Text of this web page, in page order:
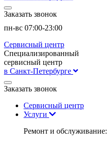
Заказать звонок
пн-вс 07:00-23:00
Сервисный центр
Специализированный
сервисный центр
в Санкт-Петербурге
Заказать звонок
Сервисный центр
Услуги
Ремонт и обслуживание: